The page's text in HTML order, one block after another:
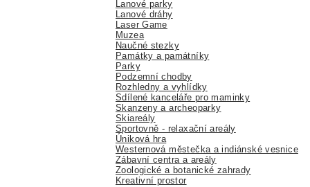
Lanové parky
Lanové dráhy
Laser Game
Muzea
Naučné stezky
Památky a památníky
Parky
Podzemní chodby
Rozhledny a vyhlídky
Sdílené kanceláře pro maminky
Skanzeny a archeoparky
Skiareály
Sportovně - relaxační areály
Úniková hra
Westernová městečka a indiánské vesnice
Zábavní centra a areály
Zoologické a botanické zahrady
Kreativní prostor